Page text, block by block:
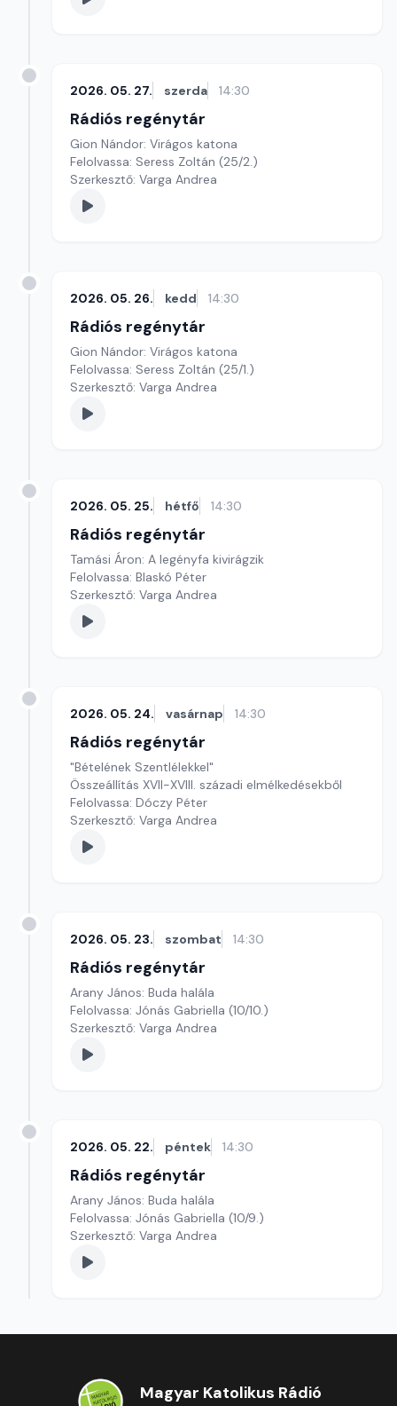
2026. 05. 27. szerda 14:30
Rádiós regénytár
Gion Nándor: Virágos katona
Felolvassa: Seress Zoltán (25/2.)
Szerkesztő: Varga Andrea
2026. 05. 26. kedd 14:30
Rádiós regénytár
Gion Nándor: Virágos katona
Felolvassa: Seress Zoltán (25/1.)
Szerkesztő: Varga Andrea
2026. 05. 25. hétfő 14:30
Rádiós regénytár
Tamási Áron: A legényfa kivirágzik
Felolvassa: Blaskó Péter
Szerkesztő: Varga Andrea
2026. 05. 24. vasárnap 14:30
Rádiós regénytár
"Bételének Szentlélekkel"
Összeállítás XVII-XVIII. századi elmélkedésekből
Felolvassa: Dóczy Péter
Szerkesztő: Varga Andrea
2026. 05. 23. szombat 14:30
Rádiós regénytár
Arany János: Buda halála
Felolvassa: Jónás Gabriella (10/10.)
Szerkesztő: Varga Andrea
2026. 05. 22. péntek 14:30
Rádiós regénytár
Arany János: Buda halála
Felolvassa: Jónás Gabriella (10/9.)
Szerkesztő: Varga Andrea
Magyar Katolikus Rádió